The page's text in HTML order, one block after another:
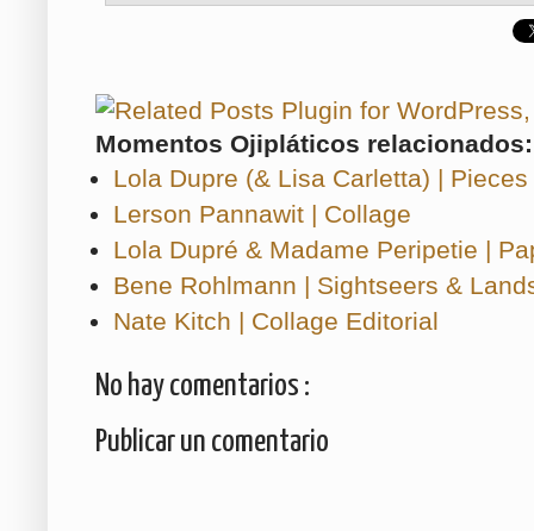
Momentos Ojipláticos relacionados:
Lola Dupre (& Lisa Carletta) | Pieces
Lerson Pannawit | Collage
Lola Dupré & Madame Peripetie |
Bene Rohlmann | Sightseers &
Nate Kitch | Collage Editorial
No hay comentarios :
Publicar un comentario